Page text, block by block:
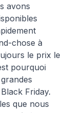
avons
chose à
le prix le
pourquoi
Friday.
que nous